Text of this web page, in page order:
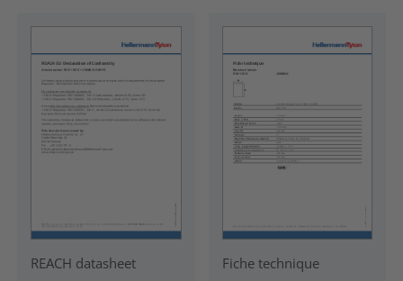
REACH datasheet Fiche technique